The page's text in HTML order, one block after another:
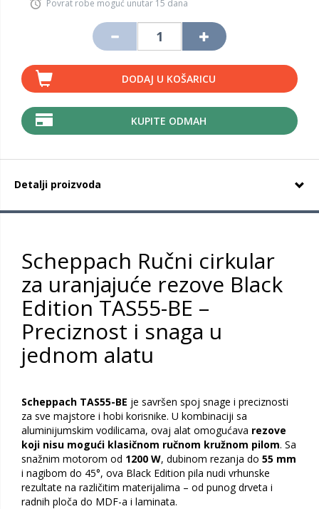
Povrat robe moguć unutar 15 dana
DODAJ U KOŠARICU
KUPITE ODMAH
Detalji proizvoda
Scheppach Ručni cirkular
za uranjajuće rezove Black
Edition TAS55-BE –
Preciznost i snaga u
jednom alatu
Scheppach TAS55-BE je savršen spoj snage i preciznosti
za sve majstore i hobi korisnike. U kombinaciji sa
aluminijumskim vodilicama, ovaj alat omogućava rezove
koji nisu mogući klasičnom ručnom kružnom pilom. Sa
snažnim motorom od 1200 W, dubinom rezanja do 55 mm
i nagibom do 45°, ova Black Edition pila nudi vrhunske
rezultate na različitim materijalima – od punog drveta i
radnih ploča do MDF-a i laminata.